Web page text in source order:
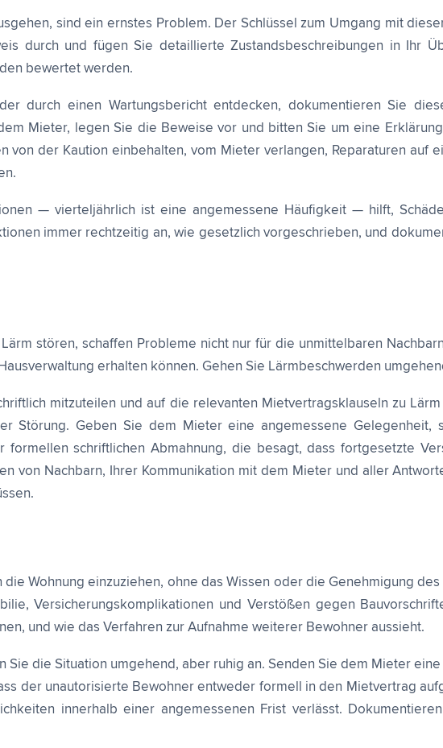
sind ein ernstes Problem. Der Schlüssel zum Umgang mit
durch und fügen Sie detaillierte Zustandsbeschreibungen in Ihr
bewertet werden.
durch einen Wartungsbericht entdecken, dokumentieren Sie
Mieter, legen Sie die Beweise vor und bitten Sie um eine
von der Kaution einbehalten, vom Mieter verlangen, Reparaturen auf
— vierteljährlich ist eine angemessene Häufigkeit — hilft,
immer rechtzeitig an, wie gesetzlich vorgeschrieben, und
stören, schaffen Probleme nicht nur für die unmittelbaren
erhalten können. Gehen Sie Lärmbeschwerden
mitzuteilen und auf die relevanten Mietvertragsklauseln zu
Störung. Geben Sie dem Mieter eine angemessene Gelegenheit,
schriftlichen Abmahnung, die besagt, dass fortgesetzte
von Nachbarn, Ihrer Kommunikation mit dem Mieter und aller
Wohnung einzuziehen, ohne das Wissen oder die Genehmigung
Versicherungskomplikationen und Verstößen gegen
und wie das Verfahren zur Aufnahme weiterer Bewohner aussieht.
die Situation umgehend, aber ruhig an. Senden Sie dem Mieter
der unautorisierte Bewohner entweder formell in den Mietvertrag
innerhalb einer angemessenen Frist verlässt.